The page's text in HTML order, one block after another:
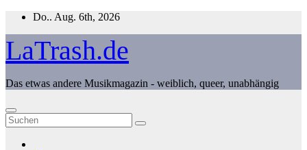
Zum
springen
Do.. Aug. 6th, 2026
LaTrash.de
Das etwas andere Musikmagazin - weiblich, queer, unabhängig